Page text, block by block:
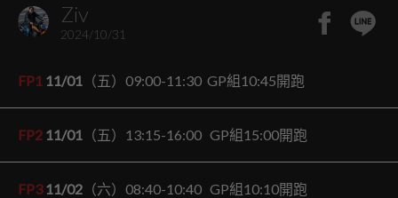
Ziv
2024/10/31
FP1 11/01 （五）09:00-11:30 GP組10:45開跑
FP2 11/01 （五）13:15-16:00 GP組15:00開跑
FP311/02 （六）08:40-10:40 GP組10:10開跑